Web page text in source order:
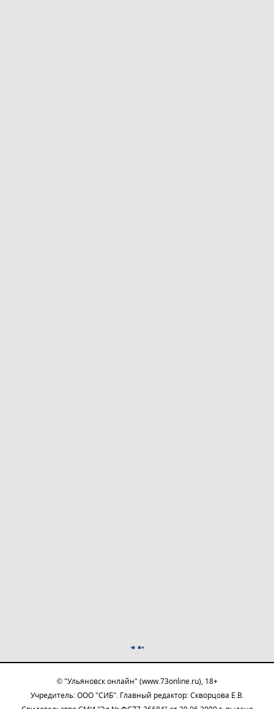
© "Ульяновск онлайн" (www.73online.ru), 18+
Учредитель: ООО "СИБ". Главный редактор: Скворцова Е.В.